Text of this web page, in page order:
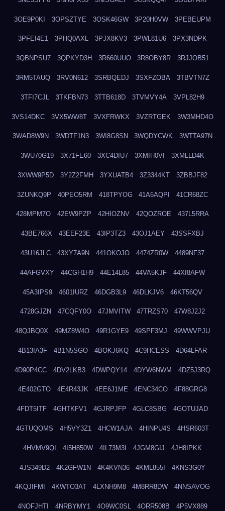
3OE9P0KI 3OPSZTYE 3OSK46GW 3P20H0VW 3PEBEUPM
3PFEI4E1 3PHQ0AXL 3PJX8KV3 3PWL81U6 3PX3NDPK
3QBNPSU7 3QPKYD3H 3R660UUO 3R8OBY8R 3RJJOB51
3RM5TAUQ 3RV0N612 3SRBQEDJ 3SXFZOBA 3TBVTN7Z
3TFI7CJL 3TKFBN73 3TTB618D 3TVMVY4A 3VPL82H9
3VS14DKC 3VX5WW8T 3VXFRWKX 3VZRTGEK 3W3MHD4O
3WAD8W9N 3WDTF1N3 3WI8G8SN 3WQDYCWK 3WTTA97N
3WU70G19 3X71FE60 3XC4DIU7 3XMIH0VI 3XMLLD4K
3XWW9P5D 3Y2Z2FMH 3YXUATB4 3Z3344KT 3ZBBJF82
3ZUNKQ9P 40PEO5RM 418TPYOG 41A6AQPI 41CR68ZC
428MPM7O 42EW9PZP 42HIOZNV 42QOZROE 437L5RRA
43BE766X 43EEF23E 43IP3TZ3 43OJ1AEY 43SSFXBJ
43U16JLC 43XY7A9N 441OKOJO 4474ZR0W 4489NF37
44AFGVXY 44CGH1H9 44E14L85 44VA5KJF 44XI8AFW
45A3IPS9 4601IURZ 46DGB3L9 46DLKJV6 46KT56QV
4728GJZN 47CQFY0O 47JMVITW 47TRZS70 47W8J2J2
48QJBQ0X 49MZ8W4O 49R1GYE9 49SPF3MJ 49WWVPJU
4B13IA3F 4B1N5SGO 4BOKJ6KQ 4C9HCESS 4D64LFAR
4D90P4CC 4DV2LKB3 4DWPQY14 4DYW6NWM 4DZ5J3RQ
4E402GTO 4E4R43JK 4EE6J1ME 4ENC34CO 4F88GRG8
4FDT5ITF 4GHTKFV1 4GJRPJFP 4GLC8SBG 4GOTUJAD
4GTUQOMS 4H5VY3Z1 4HCW1AJA 4HINPU4S 4HSR603T
4HVMV9QI 4I5H850W 4IL73M3I 4JGM8GIJ 4JH8IPKK
4JS349D2 4K2GFW1N 4K4KVN36 4KML855I 4KNS3G0Y
4KQJIFMI 4KWTO3AT 4LXNH9M8 4M8RR8DW 4NNSAVOG
4NOFJHTI 4NRBYMY1 4O9WC0SL 4ORR508B 4P5VX889